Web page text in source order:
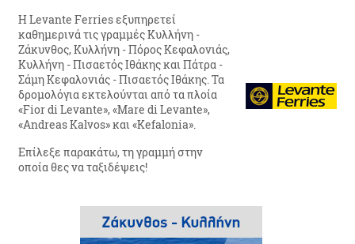
H Levante Ferries εξυπηρετεί
καθημερινά τις γραμμές Κυλλήνη -
Ζάκυνθος, Κυλλήνη - Πόρος Κεφαλονιάς,
Κυλλήνη - Πισαετός Ιθάκης και Πάτρα -
Σάμη Κεφαλονιάς - Πισαετός Ιθάκης. Τα
δρομολόγια εκτελούνται από τα πλοία
«Fior di Levante», «Mare di Levante»,
«Andreas Kalvos» και «Kefalonia».
Επίλεξε παρακάτω, τη γραμμή στην
οποία θες να ταξιδέψεις!